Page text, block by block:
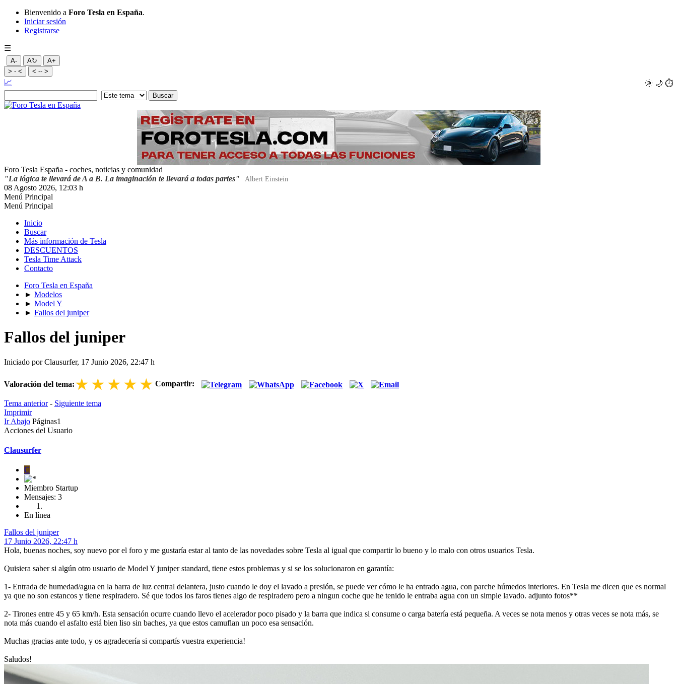
Bienvenido a Foro Tesla en España.
Iniciar sesión
Registrarse
☰
A- A↻
A+
> - <
< -- >
🌞 🌙 ⏱️
📈
Foro Tesla España - coches, noticias y comunidad
"La lógica te llevará de A a B. La imaginación te llevará a todas partes"
Albert Einstein
08 Agosto 2026, 12:03 h
Menú Principal
Menú Principal
Inicio
Buscar
Más información de Tesla
DESCUENTOS
Tesla Time Attack
Contacto
Foro Tesla en España
► Modelos
► Model Y
► Fallos del juniper
Fallos del juniper
Iniciado por Clausurfer, 17 Junio 2026, 22:47 h
Valoración del tema:★★★★★ Compartir:
Tema anterior- Siguiente tema
Imprimir
Ir Abajo Páginas1
Acciones del Usuario
Clausurfer
C
Miembro Startup
Mensajes: 3
En línea
Fallos del juniper
17 Junio 2026, 22:47 h
Hola, buenas noches, soy nuevo por el foro y me gustaría estar al tanto de las novedades sobre Tesla al igual que compartir lo bueno y lo malo con otros usuarios Tesla.
Quisiera saber si algún otro usuario de Model Y juniper standard, tiene estos problemas y si se los solucionaron en garantía:
1- Entrada de humedad/agua en la barra de luz central delantera, justo cuando le doy el lavado a presión, se puede ver cómo le ha entrado agua, con parche húmedos interiores. En Tesla me dicen que es normal
ya que no son estancos y tiene respiradero. Sé que todos los faros tienes algo de respiradero pero a ningun coche que he tenido le entraba agua con un simple lavado. adjunto fotos**
2- Tirones entre 45 y 65 km/h. Esta sensación ocurre cuando llevo el acelerador poco pisado y la barra que indica si consume o carga batería está pequeña. A veces se nota menos y otras veces se nota más, se
nota más cuando el asfalto está bien liso sin baches, ya que estos camuflan un poco esa sensación.
Muchas gracias ante todo, y os agradecería si compartís vuestra experiencia!
Saludos!